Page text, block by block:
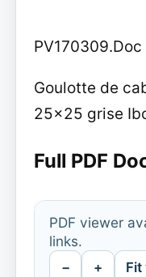
PV170309.Doc
Goulotte de
25x25 grise
Full PDF
PDF viewer
links.
− + Fit